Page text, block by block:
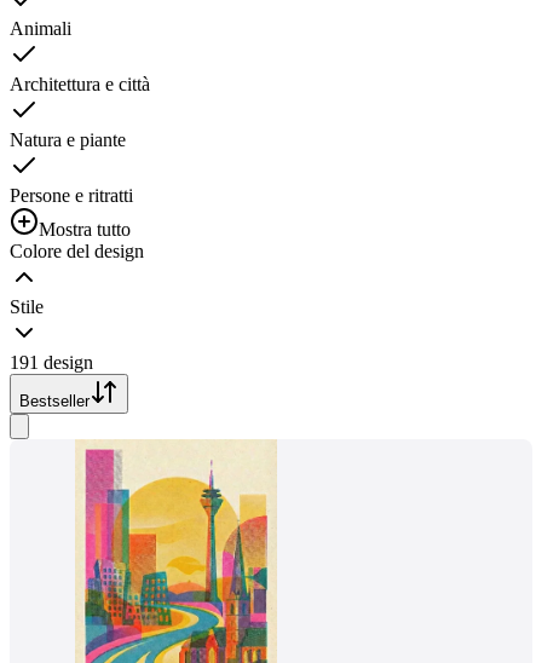
Animali
Architettura e città
Natura e piante
Persone e ritratti
Mostra tutto
Colore del design
Stile
191 design
Bestseller